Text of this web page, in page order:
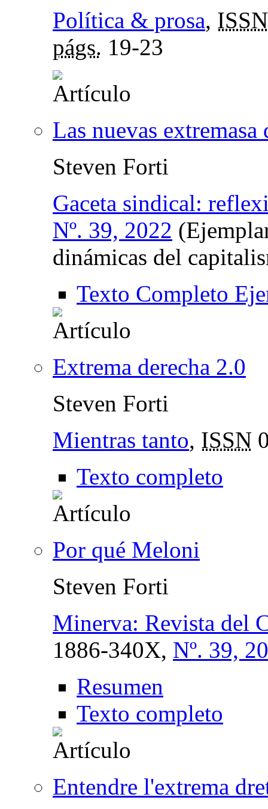
Política & prosa, ISSN
págs. 19-23
Las nuevas
Steven Forti
Gaceta sindical:
Nº. 39, 2022
dinámicas del
Texto Completo
Extrema derecha 2.0
Steven Forti
Mientras tanto, ISSN
Texto completo
Por qué Meloni
Steven Forti
Minerva: Revista del
1886-340X, Nº. 39,
Resumen
Texto completo
Entendre l'extrema